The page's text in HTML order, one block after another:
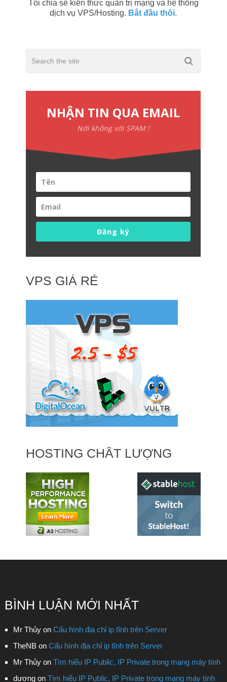
Tôi chia sẻ kiến thức quản trị mạng và hệ thống
dịch vụ VPS/Hosting. Bắt đầu thôi.
NHẬN TIN QUA EMAIL
Nới không với SPAM !
Đăng ký
VPS GIÁ RẺ
HOSTING CHẤT LƯỢNG
BÌNH LUẬN MỚI NHẤT
Mr Thủyon Cấu hình địa chỉ ip tĩnh trên Server
TheNBon Cấu hình địa chỉ ip tĩnh trên Server
Mr Thủyon Tìm hiểu IP Public, IP Private trong mạng máy tính
dươngon Tìm hiểu IP Public, IP Private trong mạng máy tính